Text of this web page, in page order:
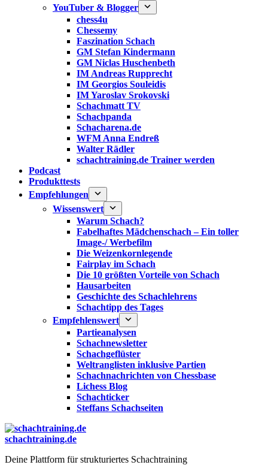
YouTuber & Blogger
chess4u
Chessemy
Faszination Schach
GM Stefan Kindermann
GM Niclas Huschenbeth
IM Andreas Rupprecht
IM Georgios Souleidis
IM Yaroslav Srokovski
Schachmatt TV
Schachpanda
Schacharena.de
WFM Anna Endreß
Walter Rädler
schachtraining.de Trainer werden
Podcast
Produkttests
Empfehlungen
Wissenswert
Warum Schach?
Fabelhaftes Mädchenschach – Ein toller
Image-/ Werbefilm
Die Weizenkornlegende
Fairplay im Schach
Die 10 größten Vorteile von Schach‎
Hausarbeiten
Geschichte des Schachlehrens
Schachtipp des Tages
Empfehlenswert
Partieanalysen
Schachnewsletter
Schachgeflüster
Weltranglisten inklusive Partien
Schachnachrichten von Chessbase
Lichess Blog
Schachticker
Steffans Schachseiten
schachtraining.de
Deine Plattform für strukturiertes Schachtraining